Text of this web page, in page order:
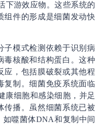
下游效应物。这些系统的
组件的形成是细菌发动快
子模式检测依赖于识别病
毒核酸和结构蛋白。这种
应，包括膜破裂或其他程
复制。细菌免疫系统面临
康细胞和感染细胞，并足
传播。虽然细菌系统已被
噬菌体DNA和复制中间